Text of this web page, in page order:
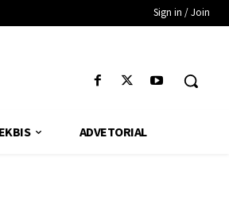
Sign in / Join
EKBIS ADVETORIAL